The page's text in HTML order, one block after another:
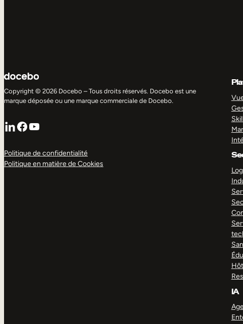
Copyright © 2026 Docebo – Tous droits réservés. Docebo est une
marque déposée ou une marque commerciale de Docebo.
LinkedIn
Facebook
YouTube
Politique de confidentialité
Politique en matière de Cookies
IA